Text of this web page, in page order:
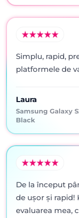
Simplu, rapid,
platformele de
Laura
Samsung Galaxy
Black
De la început
de ușor și rapid!
evaluarea mea,